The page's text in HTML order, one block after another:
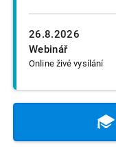
26.8.2026
Webinář
Online živé vysílání